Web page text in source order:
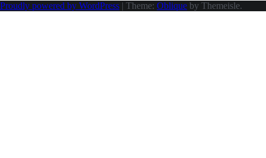
Proudly powered by WordPress | Theme: Oblique by Themeisle.